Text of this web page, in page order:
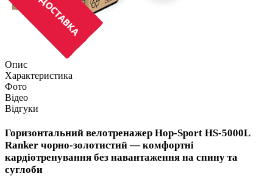
Опис
Характеристика
Фото
Відео
Відгуки
Горизонтальний велотренажер Hop-Sport HS-5000L
Ranker чорно-золотистий — комфортні
кардіотренування без навантаження на спину та
суглоби